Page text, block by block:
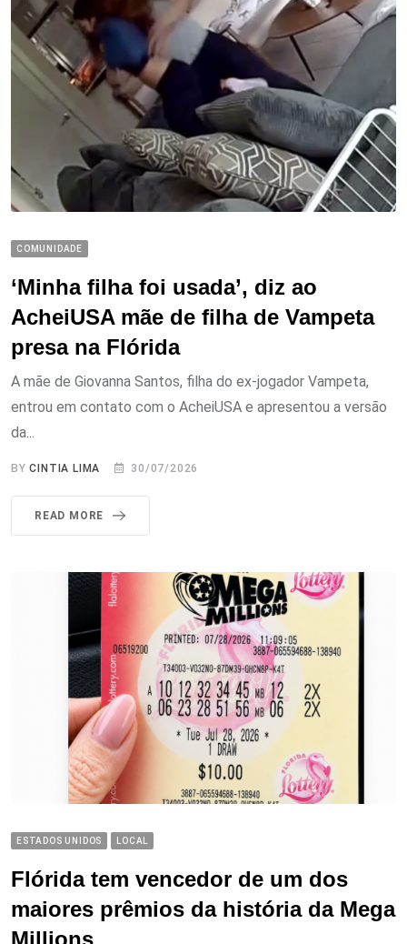
COMUNIDADE
‘Minha filha foi usada’, diz ao
AcheiUSA mãe de filha de Vampeta
presa na Flórida
A mãe de Giovanna Santos, filha do ex-jogador Vampeta,
entrou em contato com o AcheiUSA e apresentou a versão
da...
BYCINTIA LIMA 30/07/2026
READ MORE
ESTADOS UNIDOS LOCAL
Flórida tem vencedor de um dos
maiores prêmios da história da Mega
Millions